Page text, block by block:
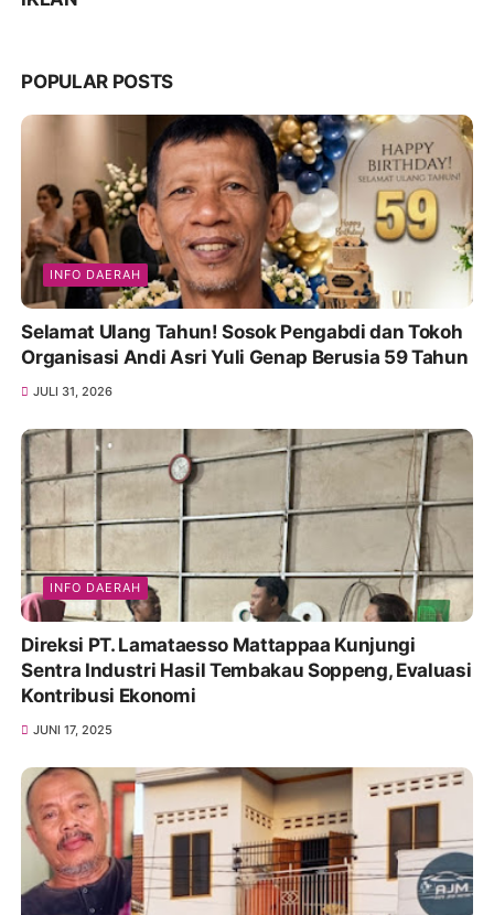
POPULAR POSTS
INFO DAERAH
Selamat Ulang Tahun! Sosok Pengabdi dan Tokoh
Organisasi Andi Asri Yuli Genap Berusia 59 Tahun
JULI 31, 2026
INFO DAERAH
Direksi PT. Lamataesso Mattappaa Kunjungi
Sentra Industri Hasil Tembakau Soppeng, Evaluasi
Kontribusi Ekonomi
JUNI 17, 2025